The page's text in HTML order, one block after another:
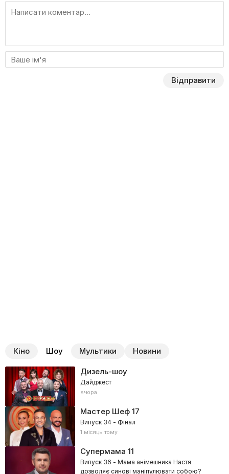
Відправити
Кіно Шоу Мультики Новини
Дизель-шоу
Дайджест
вчора
Мастер Шеф17
Випуск 34 - Фінал
1 місяць тому
Супермама 11
Випуск 36 - Мама анімешника Настя
дозволяє синові маніпулювати собою?